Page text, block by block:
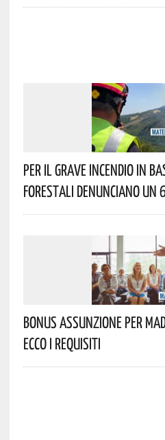
Per Il Grave Incendio In
Forestali Denunciano Un
Bonus Assunzione Per
Ecco I Requisiti